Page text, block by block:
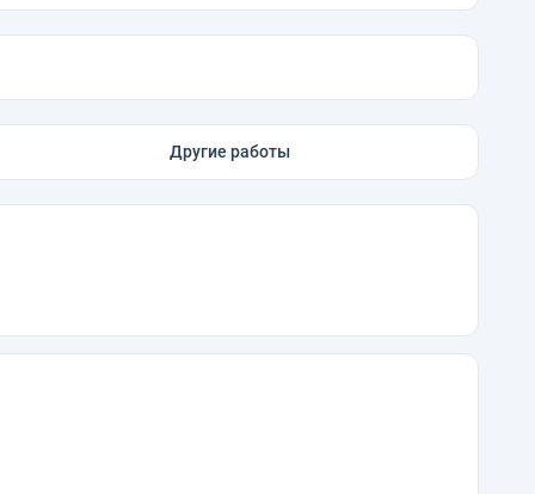
Другие работы